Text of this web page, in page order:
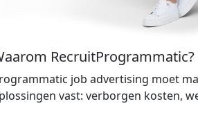
RecruitProgrammatic?
job advertising moet
vast: verborgen kosten,